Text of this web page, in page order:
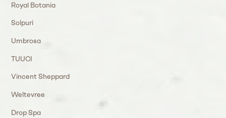
Royal Botania
Solpuri
Umbrosa
TUUCI
Vincent Sheppard
Weltevree
Drop Spa